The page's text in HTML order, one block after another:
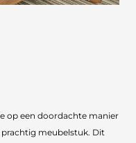
op een doordachte manier
meubelstuk. Dit